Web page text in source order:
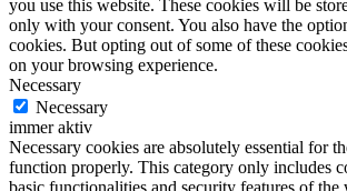
you use this website. These cookies will be
only with your consent. You also have the
cookies. But opting out of some of these
on your browsing experience.
Necessary
Necessary
immer aktiv
Necessary cookies are absolutely essential for
function properly. This category only includes